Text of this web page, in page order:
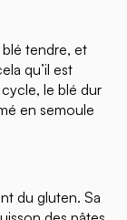
tendre, et
qu’il est
le blé dur
en semoule
du gluten. Sa